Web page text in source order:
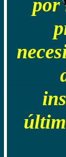
por